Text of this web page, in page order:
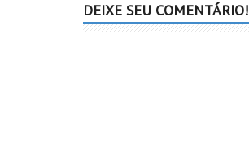
DEIXE SEU COMENTÁRIO!